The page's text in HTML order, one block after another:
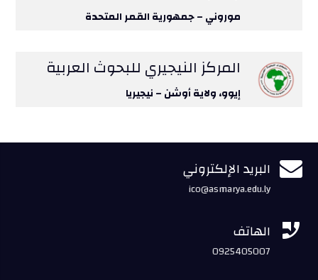
موروني – جمهورية القمر المتحدة
المركز النيجيري للبحوث العربية
إيوو، ولاية أوشن – نيجيريا
 البريد الإلكتروني
ico@asmarya.edu.ly
 الهاتف
0925405007